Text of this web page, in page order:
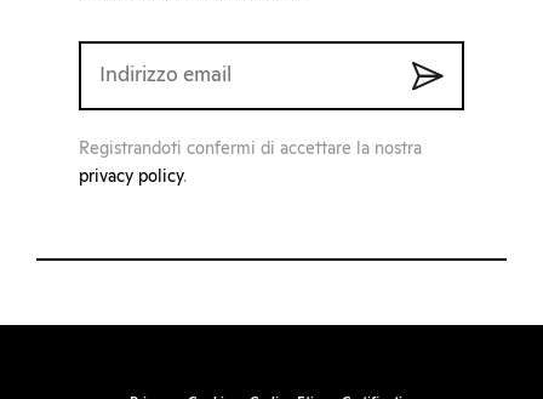
Registrandoti confermi di accettare la nostra
privacy policy.